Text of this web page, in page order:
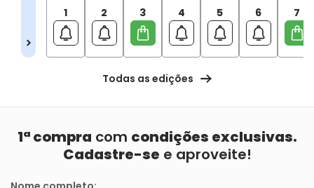
1 2 3 4 5 6 7
Todas as edições